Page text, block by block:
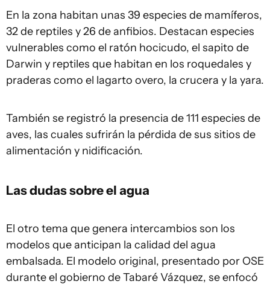
En la zona habitan unas 39 especies de mamíferos,
32 de reptiles y 26 de anfibios. Destacan especies
vulnerables como el ratón hocicudo, el sapito de
Darwin y reptiles que habitan en los roquedales y
praderas como el lagarto overo, la crucera y la yara.
También se registró la presencia de 111 especies de
aves, las cuales sufrirán la pérdida de sus sitios de
alimentación y nidificación.
Las dudas sobre el agua
El otro tema que genera intercambios son los
modelos que anticipan la calidad del agua
embalsada. El modelo original, presentado por OSE
durante el gobierno de Tabaré Vázquez, se enfocó